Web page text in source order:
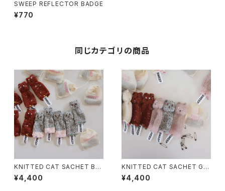
SWEEP REFLECTOR BADGE
¥770
同じカテゴリの商品
KNITTED CAT SACHET Brit
ish Blue cat
¥4,400
KNITTED CAT SACHET Gin
ger Cat
¥4,400